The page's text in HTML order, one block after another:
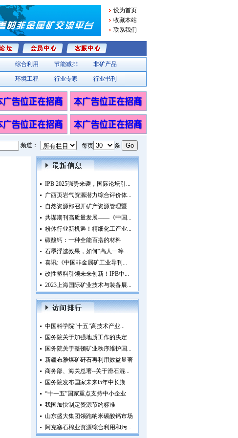
设为首页
收藏本站
联系我们
综合利用 节能减排 非矿产品
环境工程 行业专家 行业书刊
频道： 每页 条
IPB 2025强势来袭，国际论坛引...
广西页岩气资源潜力综合评价体...
自然资源部召开矿产资源管理暨...
共谋期刊高质量发展——《中国...
粉体行业新机遇！精细化工产业...
碳酸钙：一种全能百搭的材料
石墨浮选效果，如何“高人一等...
喜讯:《中国非金属矿工业导刊...
改性塑料引领未来创新！IPB中...
2023上海国际矿业技术与装备展...
中国科学院“十五”高技术产业...
国务院关于加强地质工作的决定
国务院关于整顿矿业秩序维护国...
新疆布雅煤矿矸石再利用效益显著
商务部、海关总署--关于滑石混...
国务院发布国家未来l5年中长期...
“十一五”国家重点支持中小企业
我国加快制定资源节约标准
山东盛大集团领跑纳米碳酸钙市场
阿克塞石棉业资源综合利用和污...